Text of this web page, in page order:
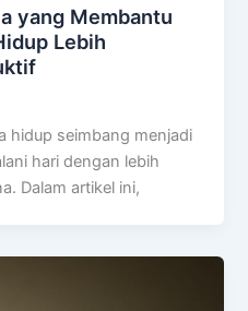
yang Membantu
Lebih
hidup seimbang menjadi
hari dengan lebih
Dalam artikel ini,